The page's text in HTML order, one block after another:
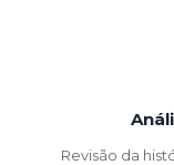
Revisão da